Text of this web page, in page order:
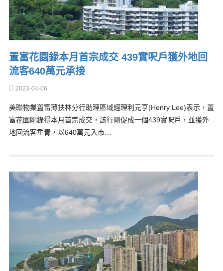
置富花園錄本月首宗成交 439實呎戶獲外地回
流客640萬元承接
2023-04-06
美聯物業置富薄扶林分行助理區域經理利元亨(Henry Lee)表示，置
富花園剛錄得本月首宗成交，該行剛促成一個439實呎戶，並獲外
地回流客垂青，以640萬元入市…